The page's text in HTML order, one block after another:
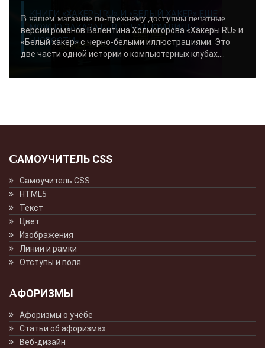
КНИГИ «ХАКЕРЫ.RU» И «БЕЛЫЙ ХАКЕР» ЕЩЕ
МОЖНО ЗАКАЗАТЬ В ПЕЧАТНОМ ВИДЕ -
«НОВОСТИ»..
В нашем магазине по-прежнему доступны печатные
версии романов Валентина Холмогорова «Хакеры.RU» и
«Белый хакер» с черно-белыми иллюстрациями. Это
две части одной истории о компьютерных клубах,...
САМОУЧИТЕЛЬ CSS
Самоучитель CSS
HTML5
Текст
Цвет
Изображения
Линии и рамки
Отступы и поля
АФОРИЗМЫ
Афоризмы о учёбе
Статьи об афоризмах
Веб-дизайн